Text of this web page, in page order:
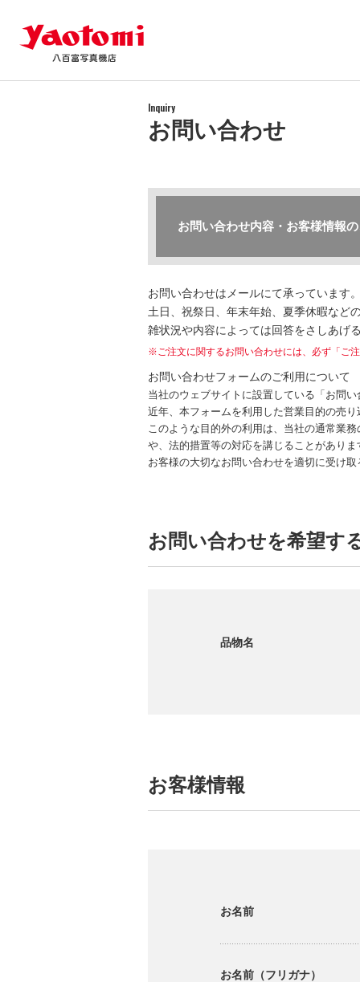
Inquiry
お問い合わせ
お問い合わせ内容・お客様情報
お問い合わせはメールにて承っています
土日、祝祭日、年末年始、夏季休暇など
雑状況や内容によっては回答をさしあげ
※ご注文に関するお問い合わせには、必ず「ご
お問い合わせフォームのご利用について
当社のウェブサイトに設置している「お問
近年、本フォームを利用した営業目的の売
このような目的外の利用は、当社の通常業
や、法的措置等の対応を講じることがありま
お客様の大切なお問い合わせを適切に受け
お問い合わせを希望す
品物名
お客様情報
お名前
お名前（フリガナ）